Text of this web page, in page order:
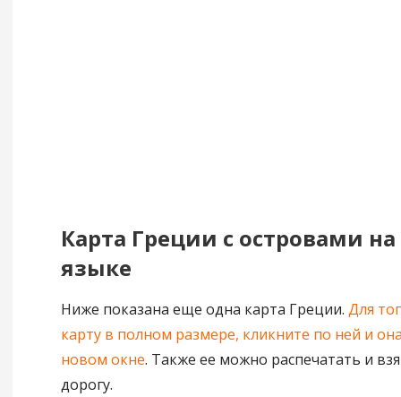
Карта Греции с островами
языке
Ниже показана еще одна карта Греции. Для
карту в полном размере, кликните по ней и
новом окне. Также ее можно распечатать и
дорогу.